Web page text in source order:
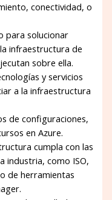
conectividad, o
para solucionar
infraestructura de
sobre ella.
y servicios
a la infraestructura
de configuraciones,
en Azure.
cumpla con las
industria, como ISO,
de herramientas